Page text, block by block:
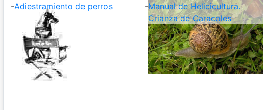
-Adiestramiento de perros -Manual de Helicicultura.
Crianza de Caracoles